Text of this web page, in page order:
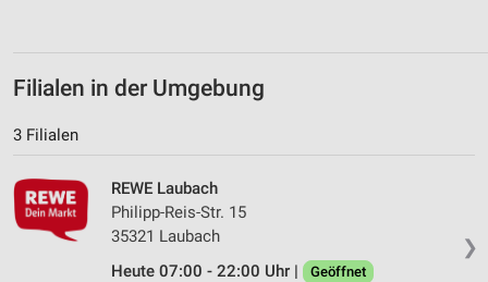
Filialen in der Umgebung
3 Filialen
❯
REWE Laubach
Philipp-Reis-Str. 15
35321 Laubach
Heute 07:00 - 22:00 Uhr |
Geöffnet
Messung der Werbeleistung
Messung der Performance von Inhalten
Analyse von Zielgruppen durch Statistiken oder
Kombinationen von Daten aus verschiedenen
Quellen
Entwicklung und Verbesserung der Angebote